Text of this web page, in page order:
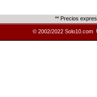
** Precios
© 2002/2022 Solo10.com